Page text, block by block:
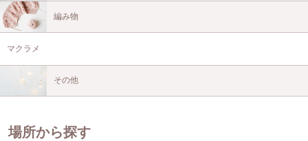
編み物
マクラメ
その他
場所から探す